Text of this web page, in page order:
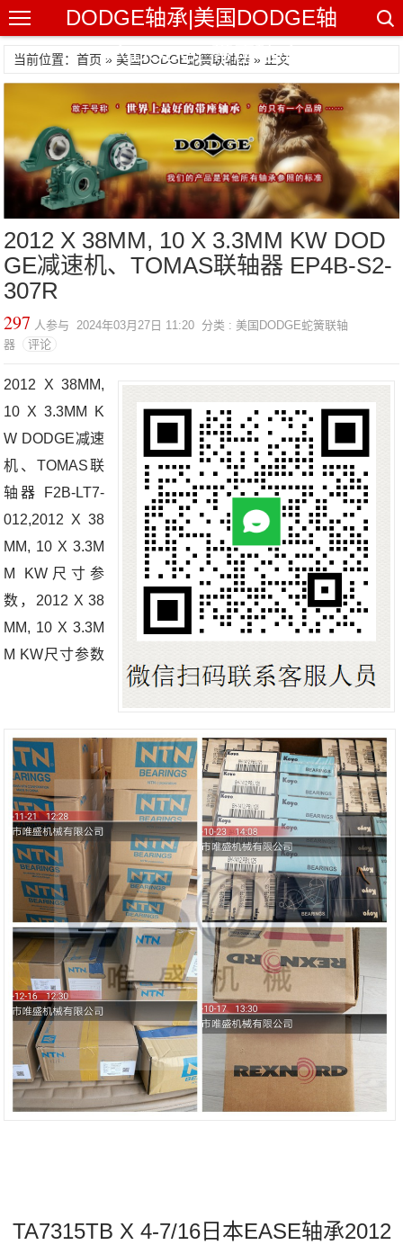
DODGE轴承|美国DODGE轴
承|DODGE带座轴承
当前位置：首页 » 美国DODGE蛇簧联轴器 » 正文
2012 X 38MM, 10 X 3.3MM KW DOD
GE减速机、TOMAS联轴器 EP4B-S2-
307R
297 人参与 2024年03月27日 11:20 分类 : 美国DODGE蛇簧联轴
器
评论
2012 X 38MM,
10 X 3.3MM K
W DODGE减速
机、TOMAS联
轴器 F2B-LT7-
012,2012 X 38
MM, 10 X 3.3M
M KW尺寸参
数，2012 X 38
MM, 10 X 3.3M
M KW尺寸参数
TA7315TB X 4-7/16日本EASE轴承2012